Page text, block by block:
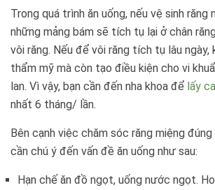
Trong quá trình ăn uống, nếu vệ sinh răng
những mảng bám sẽ tích tụ lại ở chân
vôi răng. Nếu để vôi răng tích tụ lâu
thẩm mỹ mà còn tạo điều kiện cho vi
lan. Vì vậy, bạn cần đến nha khoa để lấy
nhất 6 tháng/ lần.
Bên cạnh việc chăm sóc răng miệng
cần chú ý đến vấn đề ăn uống như sau:
Hạn chế ăn đồ ngọt, uống nước ngọt.